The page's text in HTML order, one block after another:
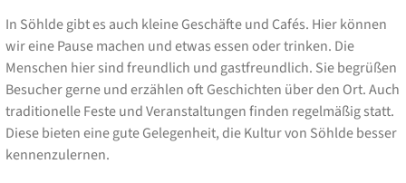
In Söhlde gibt es auch kleine Geschäfte und Cafés. Hier können
wir eine Pause machen und etwas essen oder trinken. Die
Menschen hier sind freundlich und gastfreundlich. Sie begrüßen
Besucher gerne und erzählen oft Geschichten über den Ort. Auch
traditionelle Feste und Veranstaltungen finden regelmäßig statt.
Diese bieten eine gute Gelegenheit, die Kultur von Söhlde besser
kennenzulernen.